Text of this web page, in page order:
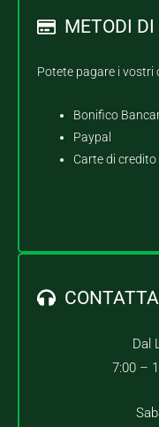
METODI
Potete pagare i vostri
Bonifico
Paypal
Carte di credito
7:00 –